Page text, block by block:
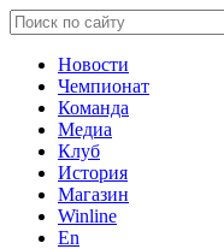
Новости
Чемпионат
Команда
Медиа
Клуб
История
Магазин
Winline
En